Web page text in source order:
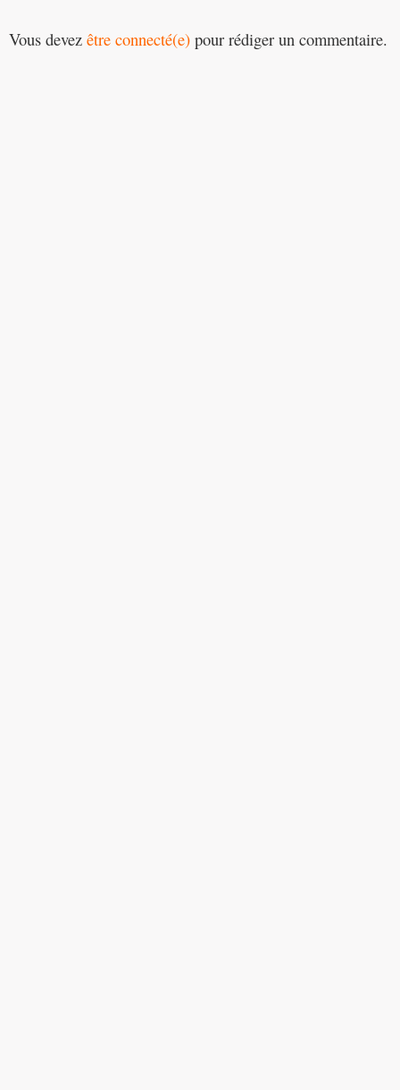
Vous devez être connecté(e) pour rédiger un commentaire.